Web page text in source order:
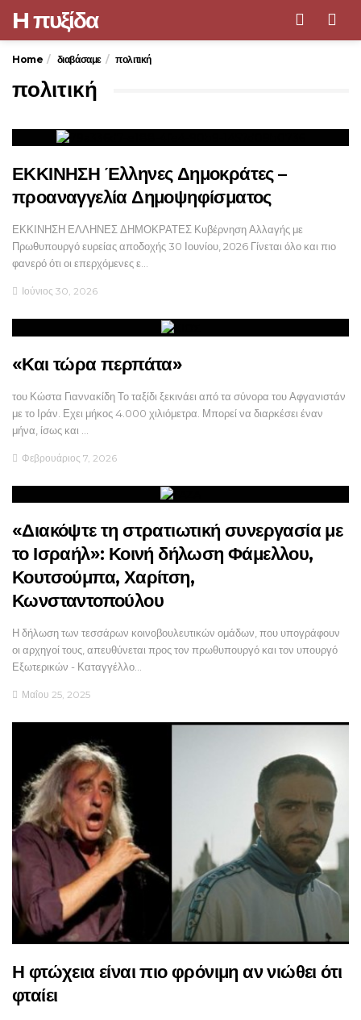
H πυξίδα
Home διαβάσαμε πολιτική
πολιτική
ΕΚΚΙΝΗΣΗ Έλληνες Δημοκράτες –
προαναγγελία Δημοψηφίσματος
ΕΚΚΙΝΗΣΗ ΕΛΛΗΝΕΣ ΔΗΜΟΚΡΑΤΕΣ Κυβέρνηση Αλλαγής με
Πρωθυπουργό ευρείας αποδοχής 30 Ιουνίου, 2026 Γίνεται όλο και πιο
φανερό ότι οι επερχόμενες ε…
Ιούνιος 30, 2026
«Και τώρα περπάτα»
του Κώστα Γιαννακίδη Το ταξίδι ξεκινάει από τα σύνορα του Αφγανιστάν
με το Ιράν. Εχει μήκος 4.000 χιλιόμετρα. Μπορεί να διαρκέσει έναν
μήνα, ίσως και …
Φεβρουάριος 7, 2026
«Διακόψτε τη στρατιωτική συνεργασία με
το Ισραήλ»: Κοινή δήλωση Φάμελλου,
Κουτσούμπα, Χαρίτση,
Κωνσταντοπούλου
Η δήλωση των τεσσάρων κοινοβουλευτικών ομάδων, που υπογράφουν
οι αρχηγοί τους, απευθύνεται προς τον πρωθυπουργό και τον υπουργό
Εξωτερικών - Καταγγέλλο…
Μαΐου 25, 2025
Η φτώχεια είναι πιο φρόνιμη αν νιώθει ότι
φταίει